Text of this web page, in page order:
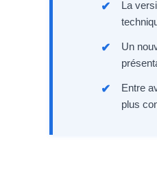
La
Un
Entre
plus